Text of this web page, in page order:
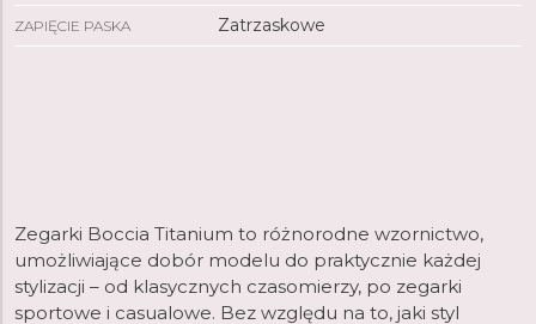
ZAPIĘCIE PASKA Zatrzaskowe
Zegarki Boccia Titanium to różnorodne wzornictwo,
umożliwiające dobór modelu do praktycznie każdej
stylizacji – od klasycznych czasomierzy, po zegarki
sportowe i casualowe. Bez względu na to, jaki styl